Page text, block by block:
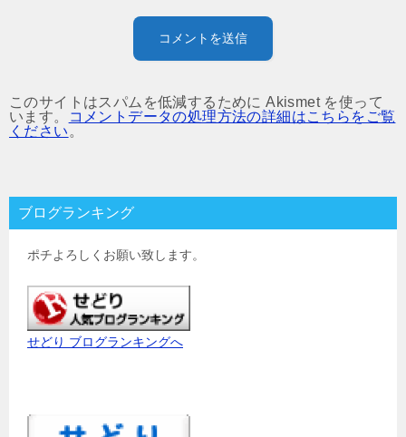
このサイトはスパムを低減するために Akismet を使って
います。
コメントデータの処理方法の詳細はこちらをご覧
ください 。
ブログランキング
ポチよろしくお願い致します。
せどり ブログランキングへ